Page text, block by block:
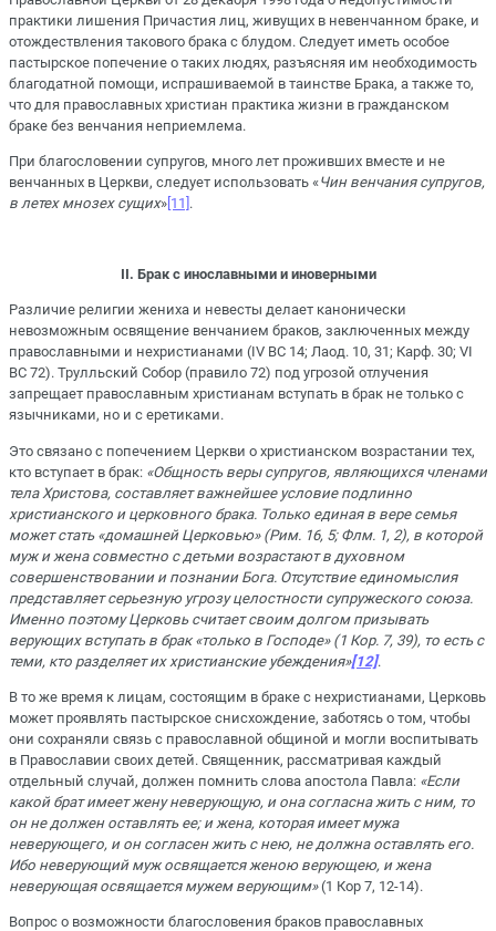
практики лишения Причастия лиц, живущих в невенчанном браке, и
отождествления такового брака с блудом. Следует иметь особое
пастырское попечение о таких людях, разъясняя им необходимость
благодатной помощи, испрашиваемой в таинстве Брака, а также то,
что для православных христиан практика жизни в гражданском
браке без венчания неприемлема.
При благословении супругов, много лет проживших вместе и не
венчанных в Церкви, следует использовать «Чин венчания супругов,
в летех мнозех сущих» [11] .
II. Брак с инославными и иноверными
Различие религии жениха и невесты делает канонически
невозможным освящение венчанием браков, заключенных между
православными и нехристианами (IV ВС 14; Лаод. 10, 31; Карф. 30; VI
ВС 72). Трулльский Собор (правило 72) под угрозой отлучения
запрещает православным христианам вступать в брак не только с
язычниками, но и с еретиками.
Это связано с попечением Церкви о христианском возрастании тех,
кто вступает в брак: «Общность веры супругов, являющихся членами
тела Христова, составляет важнейшее условие подлинно
христианского и церковного брака. Только единая в вере семья
может стать «домашней Церковью» (Рим. 16, 5; Флм. 1, 2), в которой
муж и жена совместно с детьми возрастают в духовном
совершенствовании и познании Бога. Отсутствие единомыслия
представляет серьезную угрозу целостности супружеского союза.
Именно поэтому Церковь считает своим долгом призывать
верующих вступать в брак «только в Господе» (1 Кор. 7, 39), то есть с
теми, кто разделяет их христианские убеждения»[12].
В то же время к лицам, состоящим в браке с нехристианами, Церковь
может проявлять пастырское снисхождение, заботясь о том, чтобы
они сохраняли связь с православной общиной и могли воспитывать
в Православии своих детей. Священник, рассматривая каждый
отдельный случай, должен помнить слова апостола Павла: «Если
какой брат имеет жену неверующую, и она согласна жить с ним, то
он не должен оставлять ее; и жена, которая имеет мужа
неверующего, и он согласен жить с нею, не должна оставлять его.
Ибо неверующий муж освящается женою верующею, и жена
неверующая освящается мужем верующим»(1 Кор 7, 12-14).
Вопрос о возможности благословения браков православных